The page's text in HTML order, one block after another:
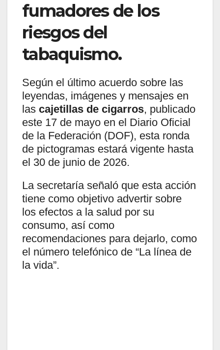
fumadores de los
riesgos del
tabaquismo.
Según el último acuerdo sobre las
leyendas, imágenes y mensajes en
las cajetillas de cigarros, publicado
este 17 de mayo en el Diario Oficial
de la Federación (DOF), esta ronda
de pictogramas estará vigente hasta
el 30 de junio de 2026.
La secretaría señaló que esta acción
tiene como objetivo advertir sobre
los efectos a la salud por su
consumo, así como
recomendaciones para dejarlo, como
el número telefónico de “La línea de
la vida”.